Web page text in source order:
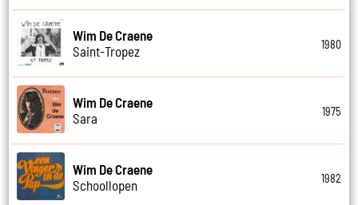
Wim De Craene
Saint-Tropez
1980
Wim De Craene
Sara
1975
Wim De Craene
Schoollopen
1982